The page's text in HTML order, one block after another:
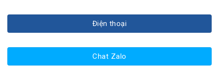
Điện thoại
Chat Zalo